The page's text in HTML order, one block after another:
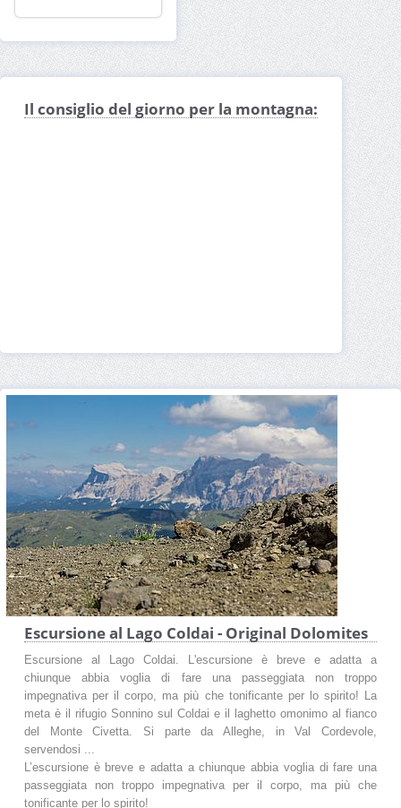
Il consiglio del giorno per la montagna:
Escursione al Lago Coldai - Original Dolomites
Escursione al Lago Coldai. L'escursione è breve e adatta a
chiunque abbia voglia di fare una passeggiata non troppo
impegnativa per il corpo, ma più che tonificante per lo spirito! La
meta è il rifugio Sonnino sul Coldai e il laghetto omonimo al fianco
del Monte Civetta. Si parte da Alleghe, in Val Cordevole,
servendosi ...
L’escursione è breve e adatta a chiunque abbia voglia di fare una
passeggiata non troppo impegnativa per il corpo, ma più che
tonificante per lo spirito!